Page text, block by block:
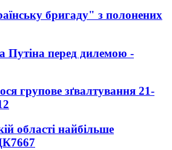
бригаду" з полонених
Путіна перед дилемою -
групове зґвалтування 21-
області найбільше
7667